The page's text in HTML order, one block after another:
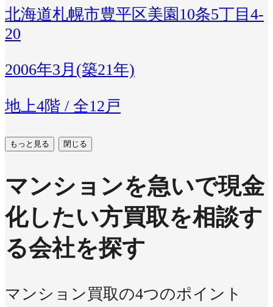
北海道札幌市豊平区美園10条5丁目4-
20
2006年3月(築21年)
地上4階 / 全12戸
もっと見る 閉じる
マンションを急いで現金
化したい方買取を相談す
る会社を探す
マンション買取の4つのポイント